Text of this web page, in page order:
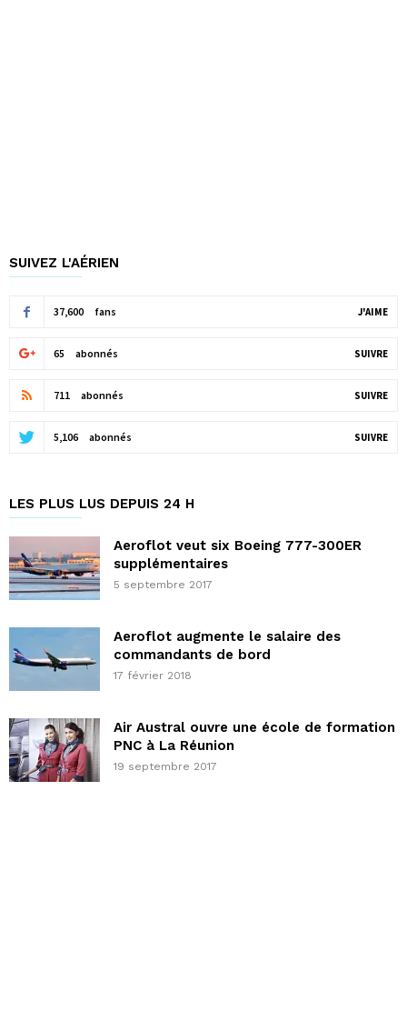
SUIVEZ L'AÉRIEN
37,600 fans J'AIME
65 abonnés SUIVRE
711 abonnés SUIVRE
5,106 abonnés SUIVRE
LES PLUS LUS DEPUIS 24 H
Aeroflot veut six Boeing 777-300ER
supplémentaires
5 septembre 2017
Aeroflot augmente le salaire des
commandants de bord
17 février 2018
Air Austral ouvre une école de formation
PNC à La Réunion
19 septembre 2017